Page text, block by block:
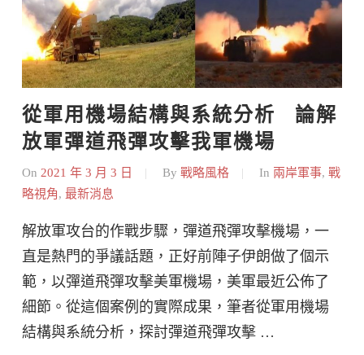
從軍用機場結構與系統分析   論解
放軍彈道飛彈攻擊我軍機場
On 2021 年 3 月 3 日 By 戰略風格 In 兩岸軍事, 戰
略視角, 最新消息
解放軍攻台的作戰步驟，彈道飛彈攻擊機場，一
直是熱門的爭議話題，正好前陣子伊朗做了個示
範，以彈道飛彈攻擊美軍機場，美軍最近公佈了
細節。從這個案例的實際成果，筆者從軍用機場
結構與系統分析，探討彈道飛彈攻擊 …